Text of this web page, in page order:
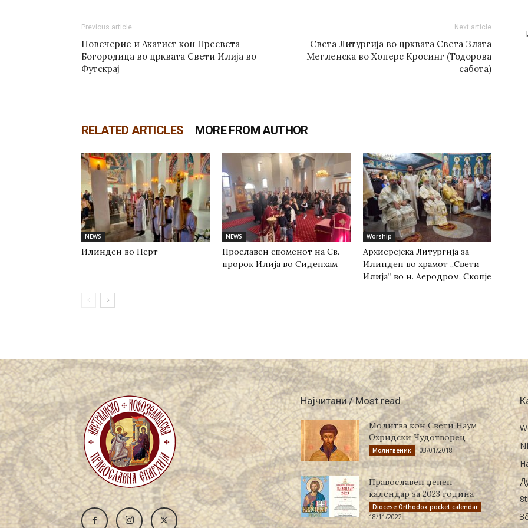
Previous article
Повечерие и Акатист кон Пресвета
Богородица во црквата Свети Илија во
Футскрај
Next article
Света Литургија во црквата Света Злата
Мегленска во Хоперс Кросинг (Тодорова
сабота)
RELATED ARTICLES MORE FROM AUTHOR
NEWS
Илинден во Перт
NEWS
Прославен споменот на Св.
пророк Илија во Сиденхам
Worship
Архиерејска Литургија за
Илинден во храмот „Свети
Илија“ во н. Аеродром, Скопје
Најчитани / Most read
Молитва кон Свети Наум
Охридски Чудотворец
Молитвеник 03/01/2018
Православен џепен
календар за 2023 година
Diocese Orthodox pocket calendar
18/11/2022